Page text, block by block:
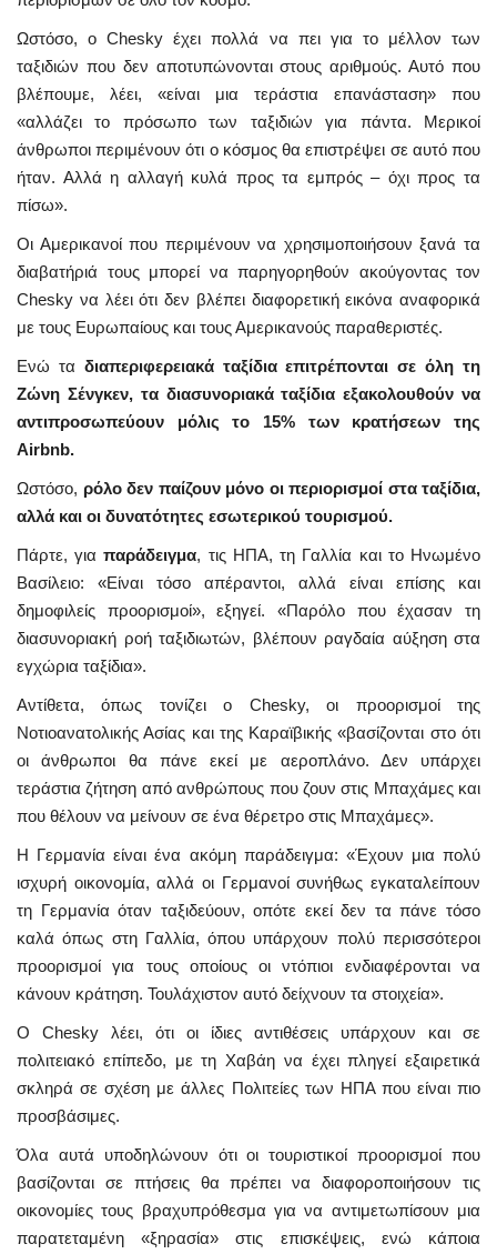
Ωστόσο, ο Chesky έχει πολλά να πει για το μέλλον των
ταξιδιών που δεν αποτυπώνονται στους αριθμούς. Αυτό που
βλέπουμε, λέει, «είναι μια τεράστια επανάσταση» που
«αλλάζει το πρόσωπο των ταξιδιών για πάντα. Μερικοί
άνθρωποι περιμένουν ότι ο κόσμος θα επιστρέψει σε αυτό που
ήταν. Αλλά η αλλαγή κυλά προς τα εμπρός – όχι προς τα
πίσω».
Οι Αμερικανοί που περιμένουν να χρησιμοποιήσουν ξανά τα
διαβατήριά τους μπορεί να παρηγορηθούν ακούγοντας τον
Chesky να λέει ότι δεν βλέπει διαφορετική εικόνα αναφορικά
με τους Ευρωπαίους και τους Αμερικανούς παραθεριστές.
Ενώ τα διαπεριφερειακά ταξίδια επιτρέπονται σε όλη τη
Ζώνη Σένγκεν, τα διασυνοριακά ταξίδια εξακολουθούν να
αντιπροσωπεύουν μόλις το 15% των κρατήσεων της
Airbnb.
Ωστόσο, ρόλο δεν παίζουν μόνο οι περιορισμοί στα ταξίδια,
αλλά και οι δυνατότητες εσωτερικού τουρισμού.
Πάρτε, γιαπαράδειγμα, τις ΗΠΑ, τη Γαλλία και το Ηνωμένο
Βασίλειο: «Είναι τόσο απέραντοι, αλλά είναι επίσης και
δημοφιλείς προορισμοί», εξηγεί. «Παρόλο που έχασαν τη
διασυνοριακή ροή ταξιδιωτών, βλέπουν ραγδαία αύξηση στα
εγχώρια ταξίδια».
Αντίθετα, όπως τονίζει ο Chesky, οι προορισμοί της
Νοτιοανατολικής Ασίας και της Καραϊβικής «βασίζονται στο ότι
οι άνθρωποι θα πάνε εκεί με αεροπλάνο. Δεν υπάρχει
τεράστια ζήτηση από ανθρώπους που ζουν στις Μπαχάμες και
που θέλουν να μείνουν σε ένα θέρετρο στις Μπαχάμες».
Η Γερμανία είναι ένα ακόμη παράδειγμα: «Έχουν μια πολύ
ισχυρή οικονομία, αλλά οι Γερμανοί συνήθως εγκαταλείπουν
τη Γερμανία όταν ταξιδεύουν, οπότε εκεί δεν τα πάνε τόσο
καλά όπως στη Γαλλία, όπου υπάρχουν πολύ περισσότεροι
προορισμοί για τους οποίους οι ντόπιοι ενδιαφέρονται να
κάνουν κράτηση. Τουλάχιστον αυτό δείχνουν τα στοιχεία».
Ο Chesky λέει, ότι οι ίδιες αντιθέσεις υπάρχουν και σε
πολιτειακό επίπεδο, με τη Χαβάη να έχει πληγεί εξαιρετικά
σκληρά σε σχέση με άλλες Πολιτείες των ΗΠΑ που είναι πιο
προσβάσιμες.
Όλα αυτά υποδηλώνουν ότι οι τουριστικοί προορισμοί που
βασίζονται σε πτήσεις θα πρέπει να διαφοροποιήσουν τις
οικονομίες τους βραχυπρόθεσμα για να αντιμετωπίσουν μια
παρατεταμένη «ξηρασία» στις επισκέψεις, ενώ κάποια